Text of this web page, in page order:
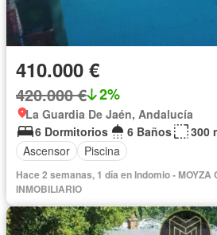
410.000 €
420.000 € 2%
La Guardia De Jaén, Andalucía
6 Dormitorios
6 Baños
300
Ascensor
Piscina
Hace 2 semanas, 1 día en Indomio - MOYZA
INMOBILIARIO